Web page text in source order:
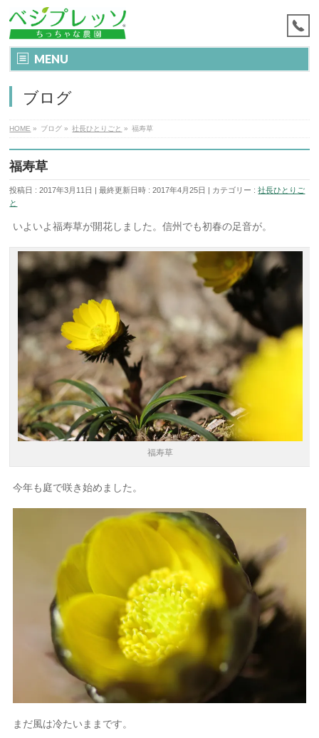
MENU
ブログ
HOME » ブログ » 社長ひとりごと » 福寿草
福寿草
投稿日 : 2017年3月11日 最終更新日時 : 2017年4月25日 カテゴリー :社長ひとりご
と
いよいよ福寿草が開花しました。信州でも初春の足音が。
福寿草
今年も庭で咲き始めました。
まだ風は冷たいままです。